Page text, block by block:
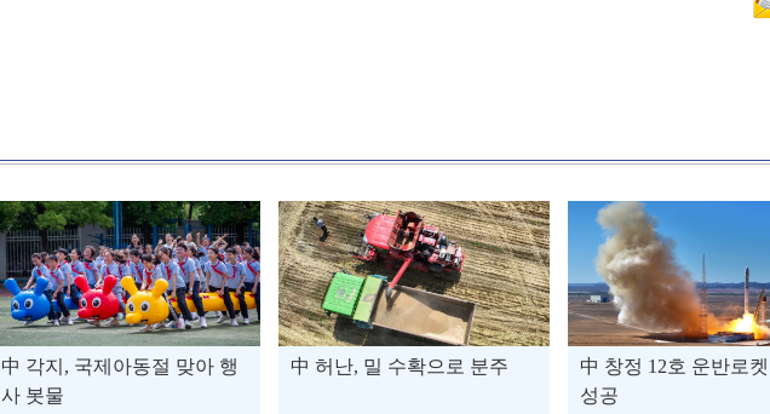
中 각지, 국제아동절 맞아 행
사 봇물
中 허난, 밀 수확으로 분주
中 창정 12호 운반로
성공